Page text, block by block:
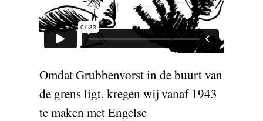
Omdat Grubbenvorst in de buurt van
de grens ligt, kregen wij vanaf 1943
te maken met Engelse